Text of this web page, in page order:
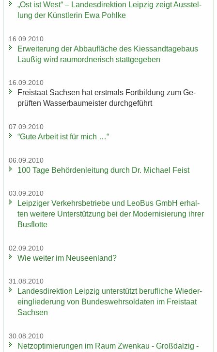
„Ost ist West“ – Lan­des­di­rek­ti­on Leip­zig zeigt Aus­stel­
lung der Künst­le­rin Ewa Pohl­ke
16.09.2010
Er­wei­te­rung der Ab­bau­flä­che des Kies­sand­ta­ge­baus
Lau­ßig wird raum­ord­ne­risch statt­ge­ge­ben
16.09.2010
Frei­staat Sach­sen hat erst­mals Fort­bil­dung zum Ge­
prüf­ten Was­ser­bau­meis­ter durch­ge­führt
07.09.2010
“Gute Ar­beit ist für mich …“
06.09.2010
100 Tage Be­hör­den­lei­tung durch Dr. Mi­cha­el Feist
03.09.2010
Leip­zi­ger Ver­kehrs­be­trie­be und LeoBus GmbH er­hal­
ten wei­te­re Un­ter­stüt­zung bei der Mo­der­ni­sie­rung ihrer
Bus­flot­te
02.09.2010
Wie wei­ter im Neu­seen­land?
31.08.2010
Lan­des­di­rek­ti­on Leip­zig un­ter­stützt be­ruf­li­che Wie­der­
ein­glie­de­rung von Bun­des­wehr­sol­da­ten im Frei­staat
Sach­sen
30.08.2010
Netz­op­ti­mie­run­gen im Raum Zwenkau - Groß­dal­zig -